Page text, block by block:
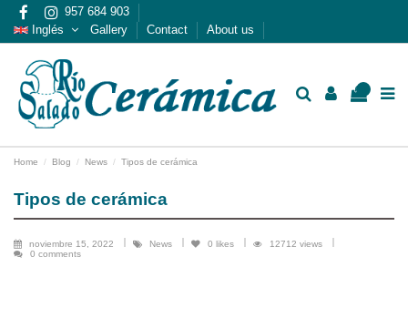
957 684 903
Inglés
Gallery Contact About us
Home Blog News Tipos de cerámica
Tipos de cerámica
noviembre 15, 2022 News 0 likes
12712 views
0 comments